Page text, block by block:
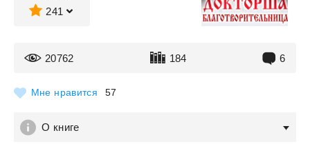
241
20762 184 6
Мне нравится 57
О книге